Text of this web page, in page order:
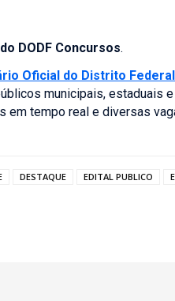
DODF Concursos.
Oficial do Distrito Federal
municipais, estaduais
em tempo real e diversas
DESTAQUE EDITAL PUBLICO